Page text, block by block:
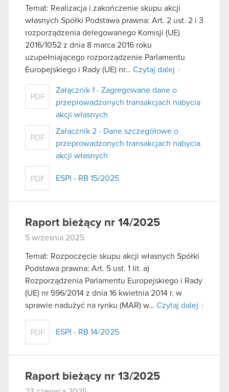
Temat: Realizacja i zakończenie skupu akcji
własnych Spółki Podstawa prawna: Art. 2 ust. 2 i 3
rozporządzenia delegowanego Komisji (UE)
2016/1052 z dnia 8 marca 2016 roku
uzupełniającego rozporządzenie Parlamentu
Europejskiego i Rady (UE) nr… Czytaj dalej
PDF
Załącznik 1 - Zagregowane dane o
przeprowadzonych transakcjach nabycia
akcji własnych
PDF
Załącznik 2 - Dane szczegółowe o
przeprowadzonych transakcjach nabycia
akcji własnych
PDF ESPI - RB 15/2025
Raport bieżący nr 14/2025
5 września 2025
Temat: Rozpoczęcie skupu akcji własnych Spółki
Podstawa prawna: Art. 5 ust. 1 lit. a)
Rozporządzenia Parlamentu Europejskiego i Rady
(UE) nr 596/2014 z dnia 16 kwietnia 2014 r. w
sprawie nadużyć na rynku (MAR) w… Czytaj dalej
PDF ESPI - RB 14/2025
Raport bieżący nr 13/2025